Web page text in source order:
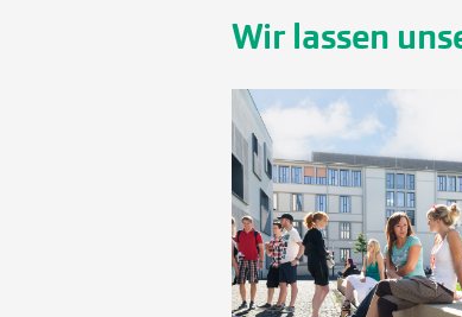
Wir lassen